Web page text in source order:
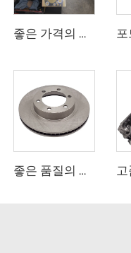
좋은 가격의 ME013326 실린더 헤드 가스켓 제조업체 4D31 엔진 가스켓 MITSUBISHI용
좋은 품질의 자동차 브레이크 시스템 부품 43512-35321 브레이크 디스크, 토요타 FJ 크루저 / 랜드 크루저 프라도 전용